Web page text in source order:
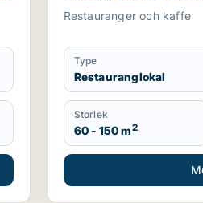
Restauranger och kaffe
Type
Restauranglokal
Storlek
60 - 150 m2